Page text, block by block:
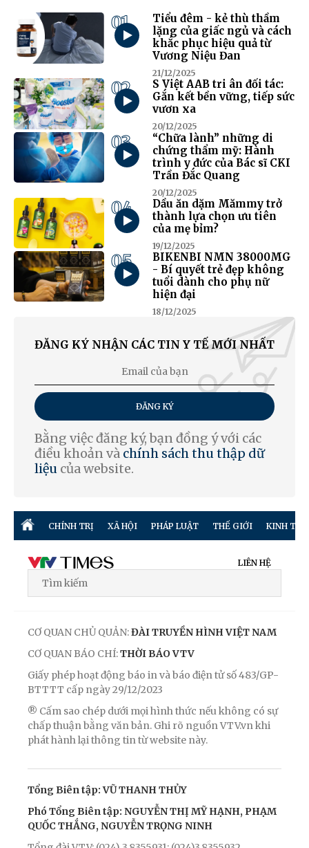
01
Tiểu đêm - kẻ thù thầm
lặng của giấc ngủ và cách
khắc phục hiệu quả từ
Vương Niệu Đan
21/12/2025
02
S Việt AAB tri ân đối tác:
Gắn kết bền vững, tiếp sức
vươn xa
20/12/2025
03
“Chữa lành” những di
chứng thẩm mỹ: Hành
trình y đức của Bác sĩ CKI
Trần Đắc Quang
20/12/2025
04
Dầu ăn dặm Mămmy trở
thành lựa chọn ưu tiên
của mẹ bỉm?
19/12/2025
05
BIKENBI NMN 38000MG
- Bí quyết trẻ đẹp không
tuổi dành cho phụ nữ
hiện đại
18/12/2025
ĐĂNG KÝ NHẬN CÁC TIN Y TẾ MỚI NHẤT
ĐĂNG KÝ
Bằng việc đăng ký, bạn đồng ý với các
điều khoản và chính sách thu thập dữ
liệu của website.
CHÍNH TRỊ XÃ HỘI PHÁP LUẬT THẾ GIỚI KINH TẾ
LIÊN HỆ
CƠ QUAN CHỦ QUẢN:ĐÀI TRUYỀN HÌNH VIỆT NAM
CƠ QUAN BÁO CHÍ:THỜI BÁO VTV
Giấy phép hoạt động báo in và báo điện tử số 483/GP-
BTTTT cấp ngày 29/12/2023
® Cấm sao chép dưới mọi hình thức nếu không có sự
chấp thuận bằng văn bản. Ghi rõ nguồn VTV.vn khi
phát hành lại thông tin từ website này.
Tổng Biên tập: VŨ THANH THỦY
Phó Tổng Biên tập: NGUYỄN THỊ MỸ HẠNH, PHẠM
QUỐC THẮNG, NGUYỄN TRỌNG NINH